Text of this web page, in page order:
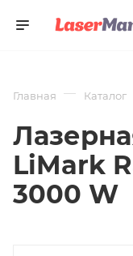
LiMark
3000 W
Главная — Каталог